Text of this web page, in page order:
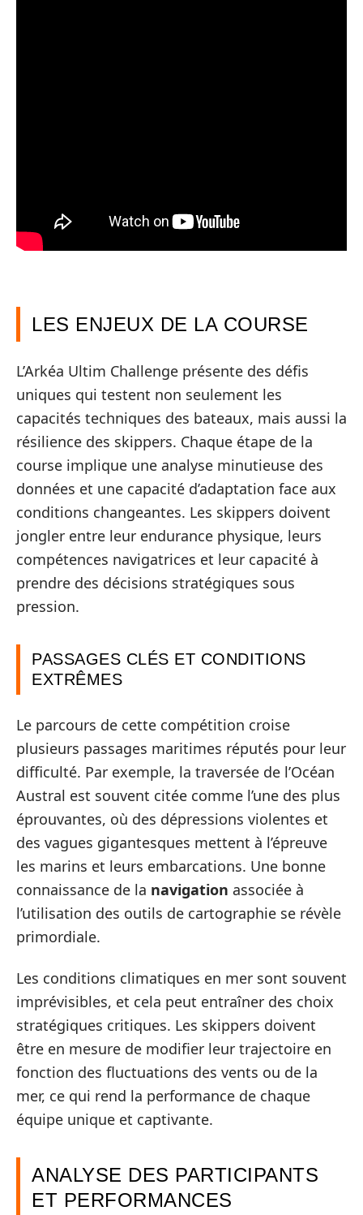
LES ENJEUX DE LA COURSE
L’Arkéa Ultim Challenge présente des défis
uniques qui testent non seulement les
capacités techniques des bateaux, mais aussi la
résilience des skippers. Chaque étape de la
course implique une analyse minutieuse des
données et une capacité d’adaptation face aux
conditions changeantes. Les skippers doivent
jongler entre leur endurance physique, leurs
compétences navigatrices et leur capacité à
prendre des décisions stratégiques sous
pression.
PASSAGES CLÉS ET CONDITIONS
EXTRÊMES
Le parcours de cette compétition croise
plusieurs passages maritimes réputés pour leur
difficulté. Par exemple, la traversée de l’Océan
Austral est souvent citée comme l’une des plus
éprouvantes, où des dépressions violentes et
des vagues gigantesques mettent à l’épreuve
les marins et leurs embarcations. Une bonne
connaissance de la navigation associée à
l’utilisation des outils de cartographie se révèle
primordiale.
Les conditions climatiques en mer sont souvent
imprévisibles, et cela peut entraîner des choix
stratégiques critiques. Les skippers doivent
être en mesure de modifier leur trajectoire en
fonction des fluctuations des vents ou de la
mer, ce qui rend la performance de chaque
équipe unique et captivante.
ANALYSE DES PARTICIPANTS
ET PERFORMANCES